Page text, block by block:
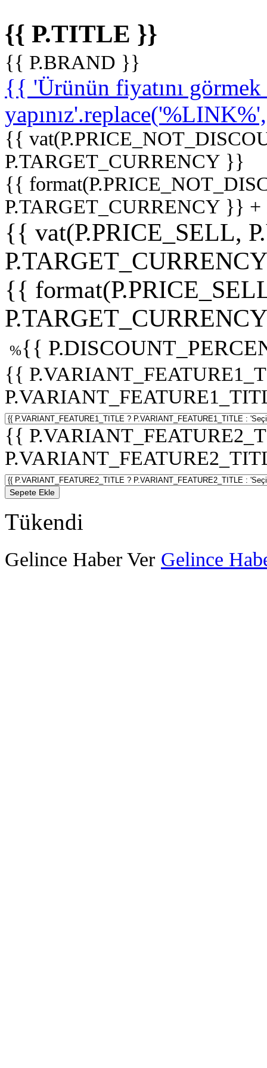
{{ P.TITLE }}
{{ P.BRAND }}
{{ 'Ürünün fiyatını
{{
P.TARGET_CURRENCY }}
{{
P.TARGET_CURRENCY }}
{{ vat(P.PRICE_SELL,
{{
%{{
{{
{{
Sepete Ekle
Tükendi
Gelince Haber Ver Gelince